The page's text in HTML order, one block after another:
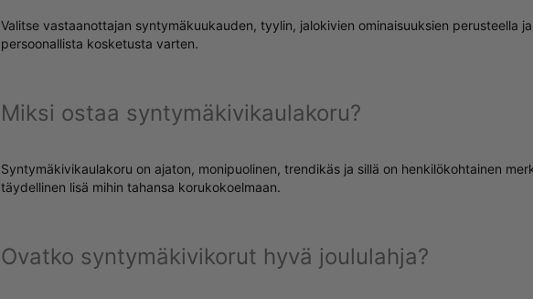
Valitse vastaanottajan syntymäkuukauden, tyylin, jalokivien ominaisuuksien perusteella
persoonallista kosketusta varten.
Miksi ostaa syntymäkivikaulakoru?
Syntymäkivikaulakoru on ajaton, monipuolinen, trendikäs ja sillä on henkilökohtainen
täydellinen lisä mihin tahansa korukokoelmaan.
Ovatko syntymäkivikorut hyvä joululahja?